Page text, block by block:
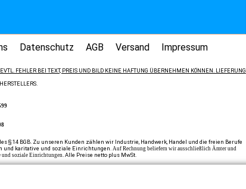
Datenschutz AGB Versand Impressum
FEHLER BEI TEXT, PREIS UND BILD KEINE HAFTUNG ÜBERNEHMEN KÖNNEN. LIEFERUNG
14 BGB. Zu unseren Kunden zählen wir Industrie, Handwerk, Handel und die freien Berufe
und karitative und soziale Einrichtungen. Auf Rechnung beliefern wir ausschließlich Ämter und
und soziale Einrichtungen. Alle Preise netto plus MwSt.